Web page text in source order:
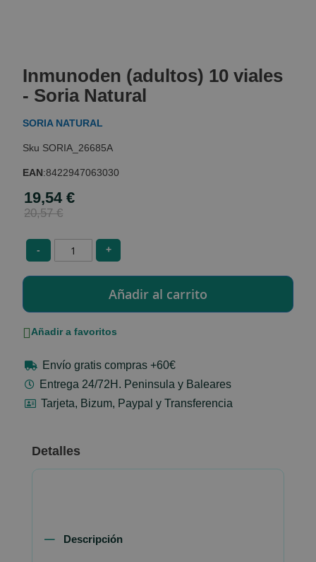
the
beginning
the
gallery
Inmunoden (adultos) 10 viales
- Soria Natural
SORIA NATURAL
SORIA_26685A
EAN:8422947063030
Special
Price
19,54 €
20,57 €
- +
Añadir a favoritos
Envío gratis compras +60€
Entrega 24/72H. Peninsula y Baleares
Tarjeta, Bizum, Paypal y Transferencia
Detalles
Descripción